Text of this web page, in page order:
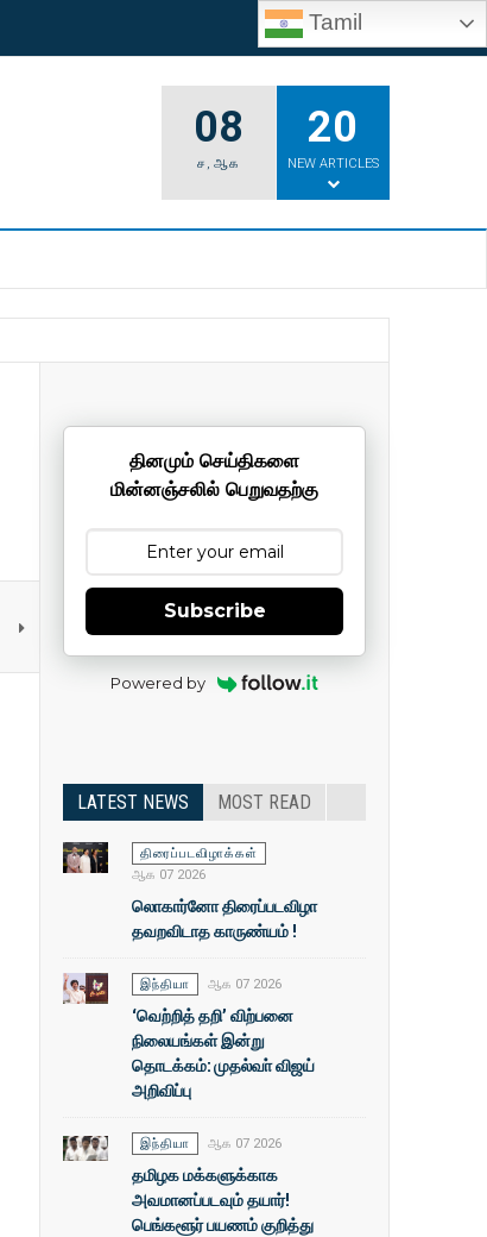
Tamil
08
ச , ஆக
20
NEW ARTICLES
தினமும் செய்திகளை
மின்னஞ்சலில் பெறுவதற்கு
Subscribe
Powered by
LATEST NEWS MOST READ
திரைப்படவிழாக்கள்
ஆக 07 2026
லொகார்னோ திரைப்படவிழா
தவறவிடாத காருண்யம் !
இந்தியா ஆக 07 2026
‘வெற்றித் தறி’ விற்பனை
நிலையங்கள் இன்று
தொடக்கம்: முதல்வா் விஜய்
அறிவிப்பு
இந்தியா ஆக 07 2026
தமிழக மக்களுக்காக
அவமானப்படவும் தயார்!
பெங்களூர் பயணம் குறித்து